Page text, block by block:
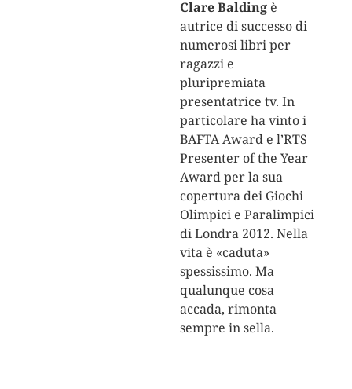
Clare Balding è
autrice di successo di
numerosi libri per
ragazzi e
pluripremiata
presentatrice tv. In
particolare ha vinto i
BAFTA Award e l’RTS
Presenter of the Year
Award per la sua
copertura dei Giochi
Olimpici e Paralimpici
di Londra 2012. Nella
vita è «caduta»
spessissimo. Ma
qualunque cosa
accada, rimonta
sempre in sella.